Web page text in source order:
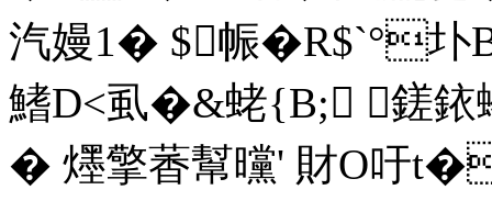
汽嫚1� $帪�R$`°
鰭D<虱�&蛯{B; ﹎鎈銥
� 爅擎萫幫曭' 財O吁